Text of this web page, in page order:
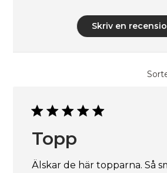
Skriv en
Topp
Älskar de här topparna. Så